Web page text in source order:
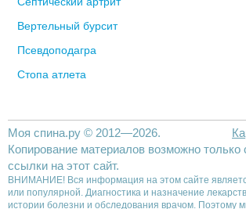
Вертельный бурсит
Псевдоподагра
Стопа атлета
Моя спина.ру © 2012—2026.
Копирование материалов возможно только
ссылки на этот сайт.
ВНИМАНИЕ! Вся информация на этом сайте
или популярной. Диагностика и назначение
истории болезни и обследования врачом. Поэтому